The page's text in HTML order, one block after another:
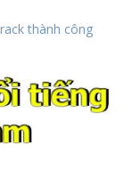
thành công